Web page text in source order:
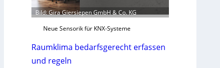
Bild: Gira Giersiepen GmbH & Co. KG
Neue Sensorik für KNX-Systeme
Raumklima bedarfsgerecht erfassen
und regeln